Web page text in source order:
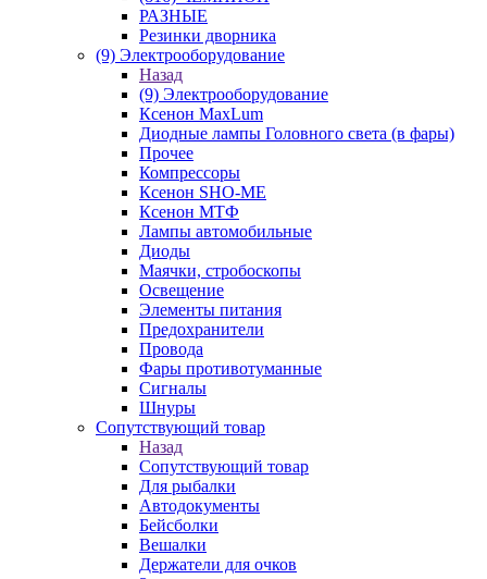
РАЗНЫЕ
Резинки дворника
(9) Электрооборудование
Назад
(9) Электрооборудование
Ксенон MaxLum
Диодные лампы Головного света (в фары)
Прочее
Компрессоры
Ксенон SHO-ME
Ксенон МТФ
Лампы автомобильные
Диоды
Маячки, стробоскопы
Освещение
Элементы питания
Предохранители
Провода
Фары противотуманные
Сигналы
Шнуры
Сопутствующий товар
Назад
Сопутствующий товар
Для рыбалки
Автодокументы
Бейсболки
Вешалки
Держатели для очков